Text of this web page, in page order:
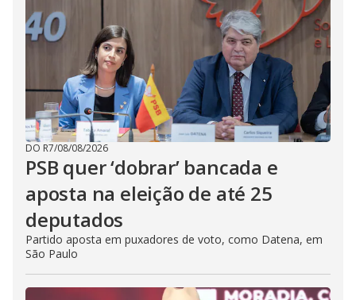
DO R7/08/08/2026
PSB quer ‘dobrar’ bancada e
aposta na eleição de até 25
deputados
Partido aposta em puxadores de voto, como Datena, em
São Paulo